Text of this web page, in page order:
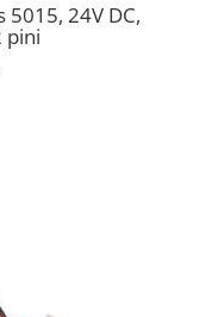
24V DC,
pini